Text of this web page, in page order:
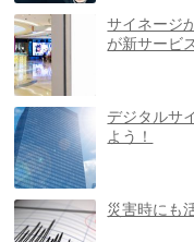
サイネージ
が新サービ
デジタルサ
よう！
災害時にも